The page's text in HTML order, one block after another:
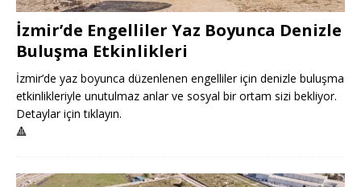
İzmir’de Engelliler Yaz Boyunca Denizle
Buluşma Etkinlikleri
İzmir’de yaz boyunca düzenlenen engelliler için denizle buluşma
etkinlikleriyle unutulmaz anlar ve sosyal bir ortam sizi bekliyor.
Detaylar için tıklayın.
🔺